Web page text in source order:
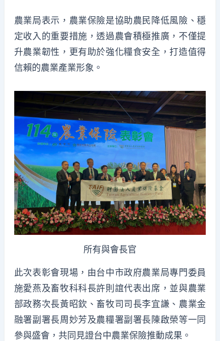
農業局表示，農業保險是協助農民降低風險、穩
定收入的重要措施，透過農會積極推廣，不僅提
升農業韌性，更有助於強化糧食安全，打造值得
信賴的農業產業形象。
所有與會長官
此次表彰會現場，由台中市政府農業局專門委員
施愛燕及畜牧科科長許則誼代表出席，並與農業
部政務次長黃昭欽、畜牧司司長李宜謙、農業金
融署副署長周妙芳及農糧署副署長陳啟榮等一同
參與盛會，共同見證台中農業保險推動成果。